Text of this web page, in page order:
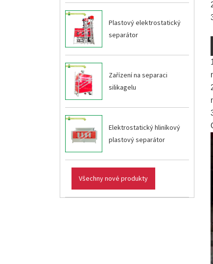
Plastový elektrostatický
separátor
Zařízení na separaci
silikagelu
Elektrostatický hliníkový
plastový separátor
Všechny nové produkty